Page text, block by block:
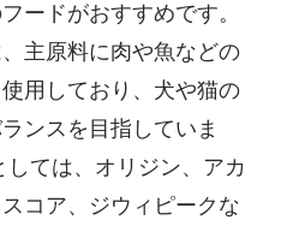
ードがおすすめです。
主原料に肉や魚などの
用しており、犬や猫の
ンスを目指していま
ては、オリジン、アカ
コア、ジウィピークな